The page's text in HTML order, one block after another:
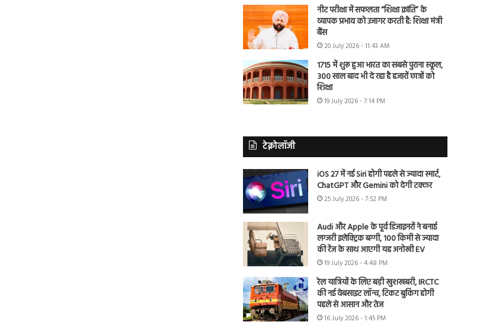
नीट परीक्षा में सफलता “शिक्षा क्रांति” के
व्यापक प्रभाव को उजागर करती है: शिक्षा मंत्री
बैंस
20 July 2026 - 11:43 AM
1715 में शुरू हुआ भारत का सबसे पुराना स्कूल,
300 साल बाद भी दे रहा है हजारों छात्रों को
शिक्षा
19 July 2026 - 7:14 PM
टेक्नोलॉजी
iOS 27 में नई Siri होगी पहले से ज्यादा स्मार्ट,
ChatGPT और Gemini को देगी टक्कर
25 July 2026 - 7:52 PM
Audi और Apple के पूर्व डिजाइनरों ने बनाई
लग्जरी इलेक्ट्रिक बग्गी, 100 किमी से ज्यादा
की रेंज के साथ आएगी यह अनोखी EV
19 July 2026 - 4:48 PM
रेल यात्रियों के लिए बड़ी खुशखबरी, IRCTC
की नई वेबसाइट लॉन्च, टिकट बुकिंग होगी
पहले से आसान और तेज
16 July 2026 - 1:45 PM